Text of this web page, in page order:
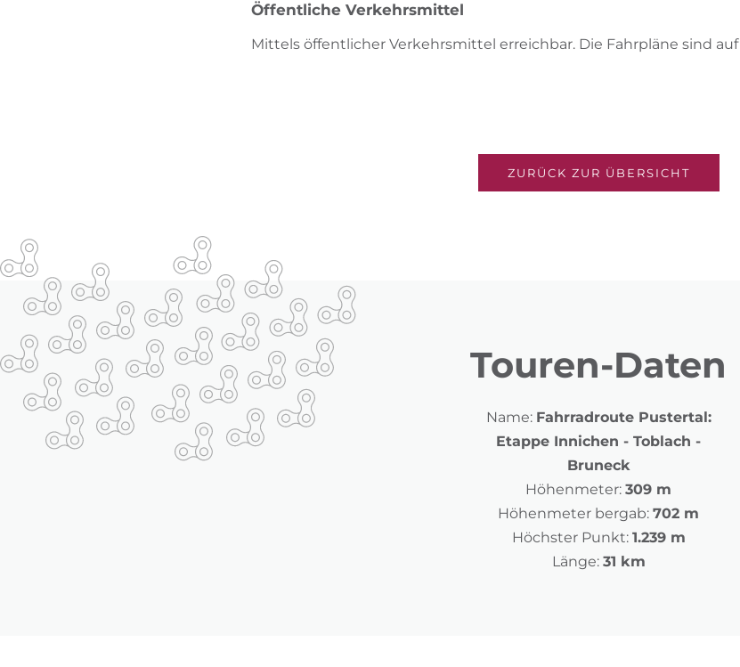
Öffentliche Verkehrsmittel
Mittels öffentlicher Verkehrsmittel erreichbar. Die Fahrpläne sind auf
ZURÜCK ZUR ÜBERSICHT
Touren-Daten
Name: Fahrradroute Pustertal:
Etappe Innichen - Toblach -
Bruneck
Höhenmeter: 309 m
Höhenmeter bergab: 702 m
Höchster Punkt: 1.239 m
Länge: 31 km